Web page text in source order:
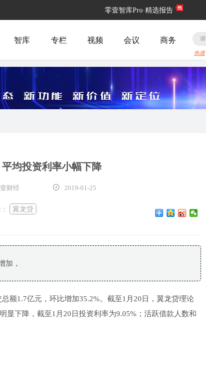
零壹智库Pro·精选报告
智库 专栏 视频 会议 商务
热搜
均投资利率小幅下降
财经 2019-01-25
翼龙贷
加，
额1.7亿元，环比增加35.2%。截至1月20日，翼龙贷理论
显下降，截至1月20日投资利率为9.05%；活跃借款人数和